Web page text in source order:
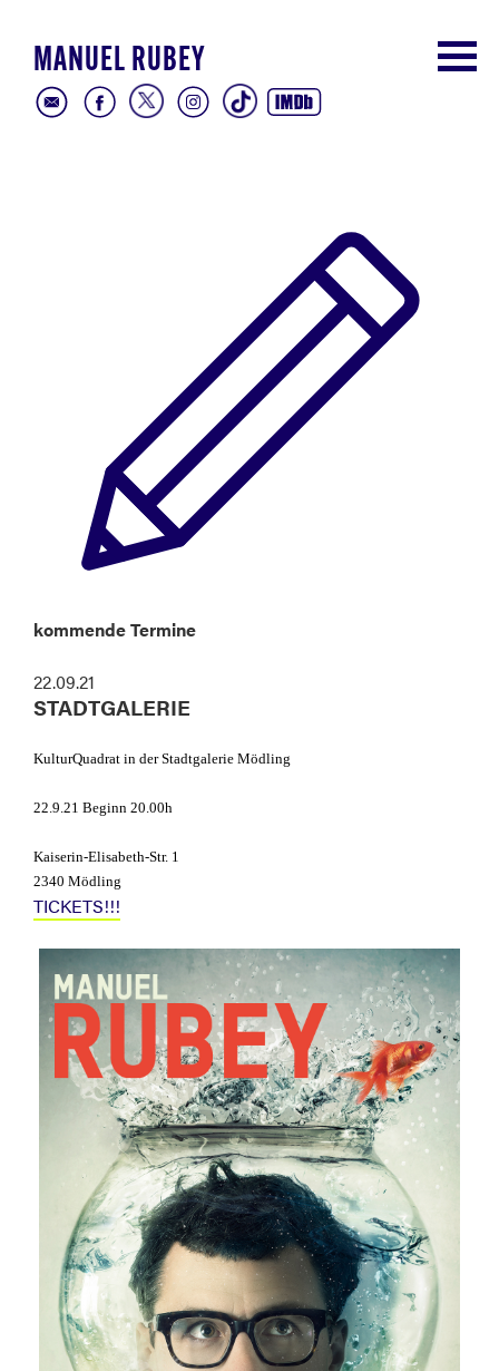
MANUEL RUBEY
kommende Termine
22.09.21
STADTGALERIE
KulturQuadrat in der Stadtgalerie Mödling
22.9.21 Beginn 20.00h
Kaiserin-Elisabeth-Str. 1
2340 Mödling
TICKETS!!!